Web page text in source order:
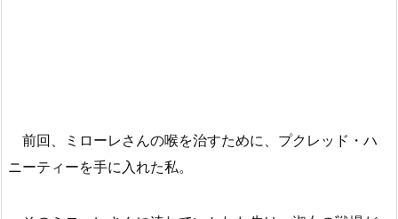
前回、ミローレさんの喉を治すために、プクレッド・ハ
ニーティーを手に入れた私。